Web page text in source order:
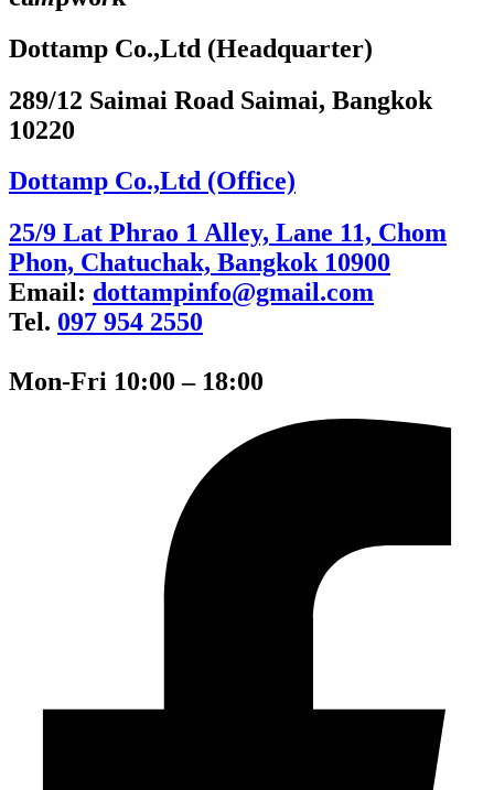
Dottamp Co.,Ltd (Headquarter)
289/12 Saimai Road Saimai, Bangkok
10220
Dottamp Co.,Ltd (Office)
25/9 Lat Phrao 1 Alley, Lane 11, Chom
Phon, Chatuchak, Bangkok 10900
Email: dottampinfo@gmail.com
Tel. 097 954 2550
Mon-Fri 10:00 – 18:00